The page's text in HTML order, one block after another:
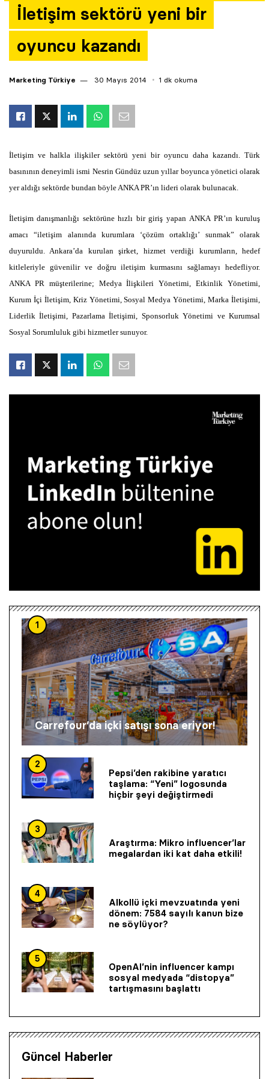
İletişim sektörü yeni bir
oyuncu kazandı
Marketing Türkiye 30 Mayıs 2014 1 dk okuma
İletişim ve halkla ilişkiler sektörü yeni bir oyuncu daha kazandı. Türk
basınının deneyimli ismi Nesrin Gündüz uzun yıllar boyunca yönetici olarak
yer aldığı sektörde bundan böyle ANKA PR’ın lideri olarak bulunacak.
İletişim danışmanlığı sektörüne hızlı bir giriş yapan ANKA PR’ın kuruluş
amacı “iletişim alanında kurumlara ‘çözüm ortaklığı’ sunmak” olarak
duyuruldu. Ankara’da kurulan şirket, hizmet verdiği kurumların, hedef
kitleleriyle güvenilir ve doğru iletişim kurmasını sağlamayı hedefliyor.
ANKA PR müşterilerine; Medya İlişkileri Yönetimi, Etkinlik Yönetimi,
Kurum İçi İletişim, Kriz Yönetimi, Sosyal Medya Yönetimi, Marka İletişimi,
Liderlik İletişimi, Pazarlama İletişimi, Sponsorluk Yönetimi ve Kurumsal
Sosyal Sorumluluk gibi hizmetler sunuyor.
1
Carrefour’da içki satışı sona eriyor!
2
Pepsi’den rakibine yaratıcı
taşlama: “Yeni” logosunda
hiçbir şeyi değiştirmedi
3
Araştırma: Mikro influencer’lar
megalardan iki kat daha etkili!
4
Alkollü içki mevzuatında yeni
dönem: 7584 sayılı kanun bize
ne söylüyor?
5
OpenAI’nin influencer kampı
sosyal medyada “distopya”
tartışmasını başlattı
Güncel Haberler
Yazarlar
Araştırma